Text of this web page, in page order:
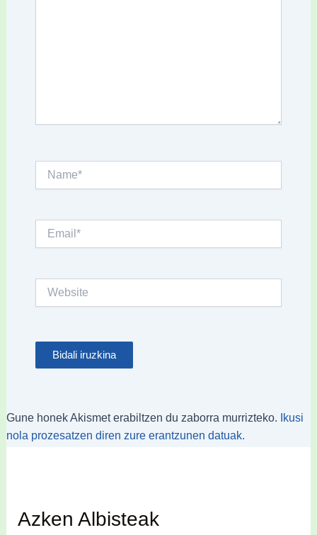
Name*
Gune honek Akismet erabiltzen du zaborra murrizteko.
Ikusi
nola prozesatzen diren zure erantzunen datuak.
Azken Albisteak